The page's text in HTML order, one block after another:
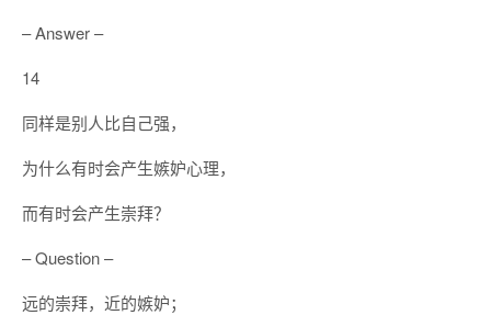
– Answer –
14
同样是别人比自己强，
为什么有时会产生嫉妒心理，
而有时会产生崇拜？
– Question –
远的崇拜，近的嫉妒；